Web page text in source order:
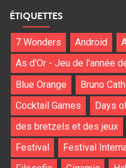
ÉTIQUETTES
7 Wonders Android
As d'Or - Jeu de l'année
Blue Orange
Bruno
Cocktail Games
Days
des bretzels et des jeux
Festival
Festival